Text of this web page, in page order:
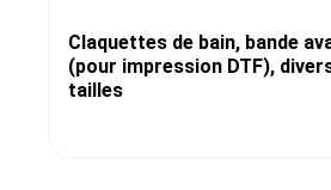
Claquettes de bain, bande
(pour impression DTF),
tailles